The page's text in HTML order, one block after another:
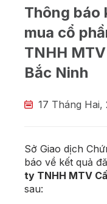
Thông báo
mua cổ
TNHH
Bắc Ninh
17 Tháng Hai,
Sở Giao dịch
báo về kết quả
ty TNHH MTV
sau: